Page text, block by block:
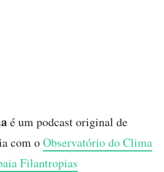
é um podcast original de
com o⁠⁠⁠⁠⁠⁠⁠⁠Observatório do Clima⁠⁠⁠⁠⁠⁠⁠⁠
Filantropias⁠⁠⁠⁠⁠⁠⁠⁠